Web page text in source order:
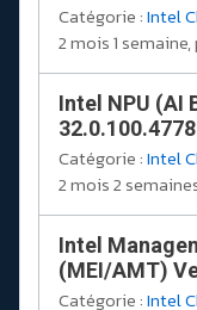
Catégorie :Intel
2 mois 1
Intel NPU (AI
32.0.100.4778
Catégorie :Intel
2 mois 2
Intel
(MEI/AMT)
Catégorie :Intel